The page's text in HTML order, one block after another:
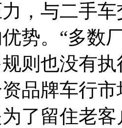
，与二手
势。“多数
则也没有
品牌车行
了留住老